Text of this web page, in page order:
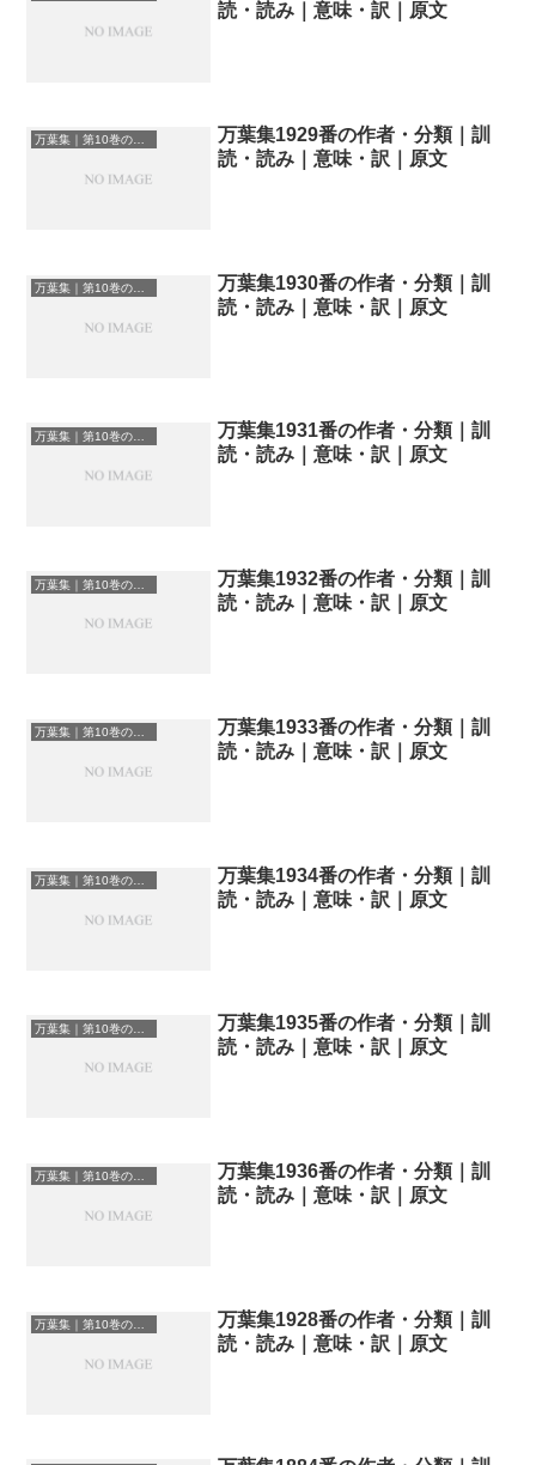
読・読み｜意味・訳｜原文
万葉集｜第10巻の和歌一覧
万葉集1929番の作者・分類｜訓
読・読み｜意味・訳｜原文
万葉集｜第10巻の和歌一覧
万葉集1930番の作者・分類｜訓
読・読み｜意味・訳｜原文
万葉集｜第10巻の和歌一覧
万葉集1931番の作者・分類｜訓
読・読み｜意味・訳｜原文
万葉集｜第10巻の和歌一覧
万葉集1932番の作者・分類｜訓
読・読み｜意味・訳｜原文
万葉集｜第10巻の和歌一覧
万葉集1933番の作者・分類｜訓
読・読み｜意味・訳｜原文
万葉集｜第10巻の和歌一覧
万葉集1934番の作者・分類｜訓
読・読み｜意味・訳｜原文
万葉集｜第10巻の和歌一覧
万葉集1935番の作者・分類｜訓
読・読み｜意味・訳｜原文
万葉集｜第10巻の和歌一覧
万葉集1936番の作者・分類｜訓
読・読み｜意味・訳｜原文
万葉集｜第10巻の和歌一覧
万葉集1928番の作者・分類｜訓
読・読み｜意味・訳｜原文